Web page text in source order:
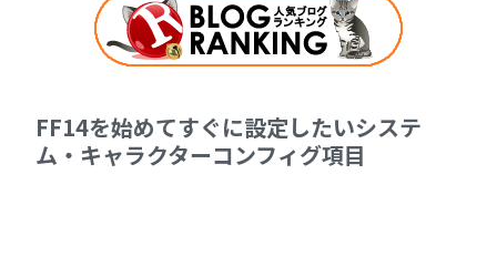
FF14を始めてすぐに設定したいシステ
ム・キャラクターコンフィグ項目